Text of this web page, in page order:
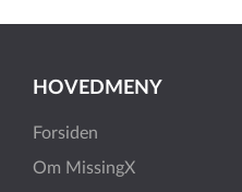
HOVEDMENY
Forsiden
Om MissingX